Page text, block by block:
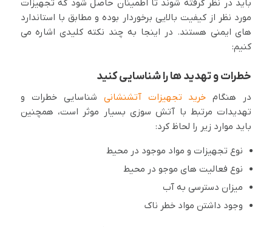
باید در نظر گرفته شوند تا اطمینان حاصل شود که تجهیزات
مورد نظر از کیفیت بالایی برخوردار بوده و مطابق با استاندارد
های ایمنی هستند. در اینجا به چند نکته کلیدی اشاره می
کنیم:
خطرات و تهدید ها را شناسایی کنید
در هنگام خرید تجهیزات آتشنشانی شناسایی خطرات و
تهدیدات مرتبط با آتش سوزی بسیار موثر است، همچنین
باید موارد زیر را لحاظ کرد:
نوع تجهیزات و مواد موجود در محیط
نوع فعالیت های موجو در محیط
میزان دسترسی به آب
وجود داشتن مواد خطر ناک